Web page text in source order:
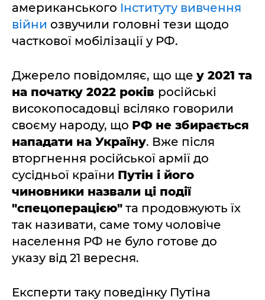
американського Інституту вивчення
війни озвучили головні тези щодо
часткової мобілізації у РФ.
Джерело повідомляє, що ще у 2021 та
на початку 2022 років російські
високопосадовці всіляко говорили
своєму народу, що РФ не збирається
нападати на Україну. Вже після
вторгнення російської армії до
сусідньої країни Путін і його
чиновники назвали ці події
"спецоперацією" та продовжують їх
так називати, саме тому чоловіче
населення РФ не було готове до
указу від 21 вересня.
Експерти таку поведінку Путіна